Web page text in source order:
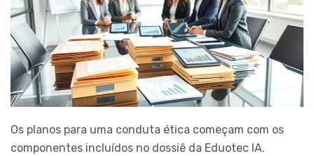
Os planos para uma conduta ética começam com os
componentes incluídos no dossiê da Eduotec IA.